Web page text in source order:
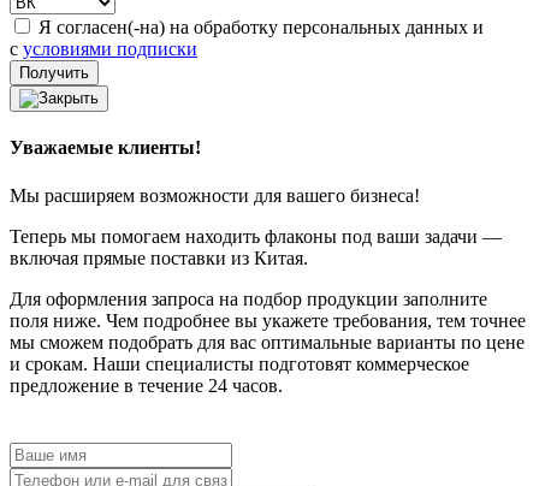
Я согласен(-на) на обработку персональных данных и
с условиями подписки
Уважаемые клиенты!
Мы расширяем возможности для вашего бизнеса!
Теперь мы помогаем находить флаконы под ваши задачи —
включая прямые поставки из Китая.
Для оформления запроса на подбор продукции заполните
поля ниже. Чем подробнее вы укажете требования, тем точнее
мы сможем подобрать для вас оптимальные варианты по цене
и срокам. Наши специалисты подготовят коммерческое
предложение в течение 24 часов.